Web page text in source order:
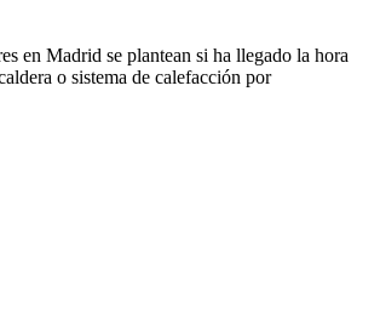
en Madrid se plantean si ha llegado la hora
o sistema de calefacción por